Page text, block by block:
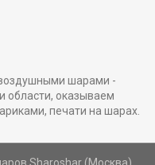
шарами -
области, оказываем
печати на шарах.